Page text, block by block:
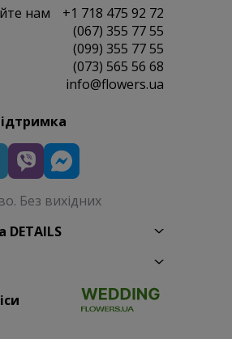
нам
+1 718 475 92 72
(067) 355 77 55
(099) 355 77 55
(073) 565 56 68
info@flowers.ua
Без вихідних
DETAILS